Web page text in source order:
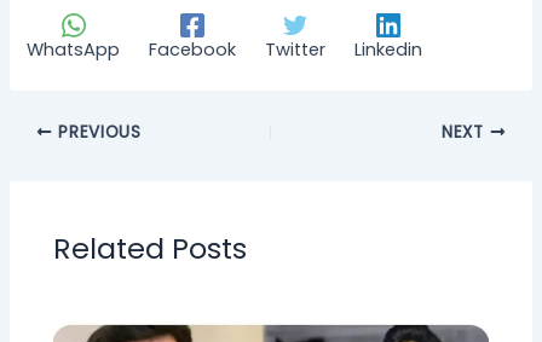
WhatsApp Facebook Twitter Linkedin
PREVIOUS NEXT
Related Posts